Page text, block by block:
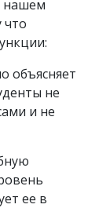
нашем
что
объясняет
не
и не
ее в